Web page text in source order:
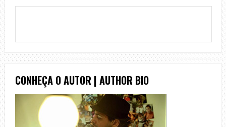
CONHEÇA O AUTOR | AUTHOR BIO